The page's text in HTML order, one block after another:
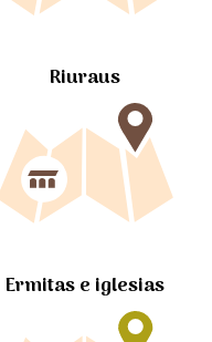
Riuraus
Ermitas e iglesias